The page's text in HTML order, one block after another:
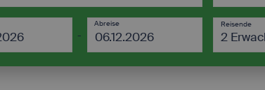
-
Abreise Reisende
2
Unspezifiziert (0)